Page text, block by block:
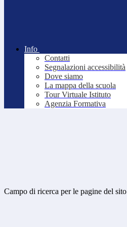
Info
Contatti
Segnalazioni accessibilità
Dove siamo
La mappa della scuola
Tour Virtuale Istituto
Agenzia Formativa
Campo di ricerca per le pagine del sito